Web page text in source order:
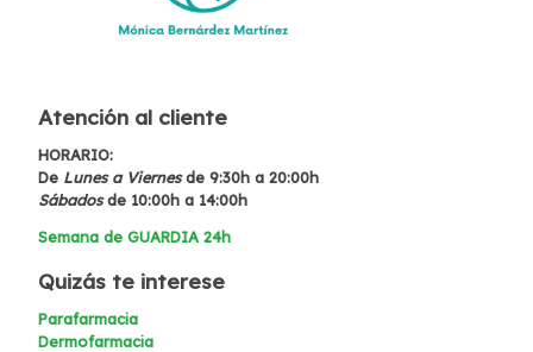
Atención al cliente
HORARIO:
De Lunes a Viernesde 9:30h a 20:00h
Sábadosde 10:00h a 14:00h
Semana de GUARDIA 24h
Quizás te interese
Parafarmacia
Dermofarmacia